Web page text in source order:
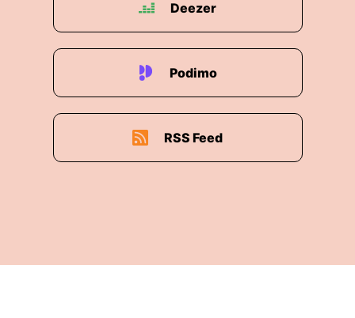
Deezer
Podimo
RSS Feed